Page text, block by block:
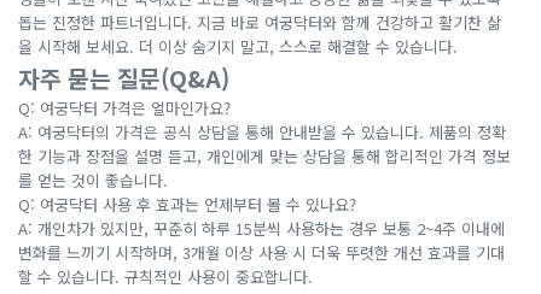
돕는 진정한 파트너입니다. 지금 바로 여궁닥터와 함께 건강하고 활기찬 삶
을 시작해 보세요. 더 이상 숨기지 말고, 스스로 해결할 수 있습니다.
자주 묻는 질문(Q&A)
Q: 여궁닥터 가격은 얼마인가요?
A: 여궁닥터의 가격은 공식 상담을 통해 안내받을 수 있습니다. 제품의 정확
한 기능과 장점을 설명 듣고, 개인에게 맞는 상담을 통해 합리적인 가격 정보
를 얻는 것이 좋습니다.
Q: 여궁닥터 사용 후 효과는 언제부터 볼 수 있나요?
A: 개인차가 있지만, 꾸준히 하루 15분씩 사용하는 경우 보통 2~4주 이내에
변화를 느끼기 시작하며, 3개월 이상 사용 시 더욱 뚜렷한 개선 효과를 기대
할 수 있습니다. 규칙적인 사용이 중요합니다.